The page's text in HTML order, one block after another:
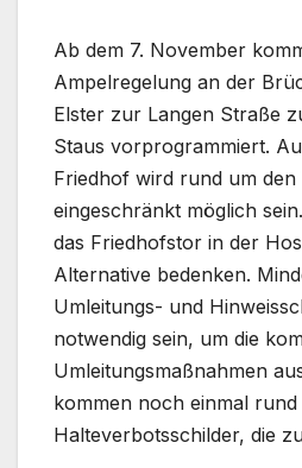
Ab dem 7. November
Ampelregelung an der
Elster zur Langen Straße
Staus vorprogrammiert.
Friedhof wird rund um
eingeschränkt möglich
das Friedhofstor in der
Alternative bedenken.
Umleitungs- und
notwendig sein, um die
Umleitungsmaßnahmen
kommen noch einmal rund
Halteverbotsschilder, die